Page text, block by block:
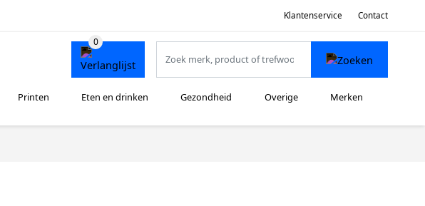
Klantenservice Contact
Printen Eten en drinken Gezondheid Overige Merken